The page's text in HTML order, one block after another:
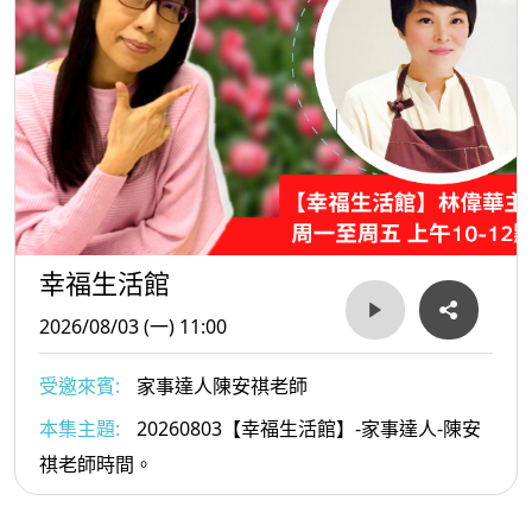
幸福生活館
2026/08/03 (一) 11:00
受邀來賓:
家事達人陳安祺老師
本集主題:
20260803【幸福生活館】-家事達人-陳安
祺老師時間。